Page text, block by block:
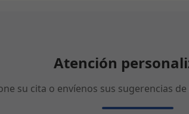
Atención
su cita o envíenos sus sugerencias